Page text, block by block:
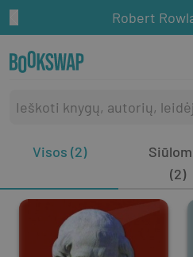
Robert
Visos (2)
(2)